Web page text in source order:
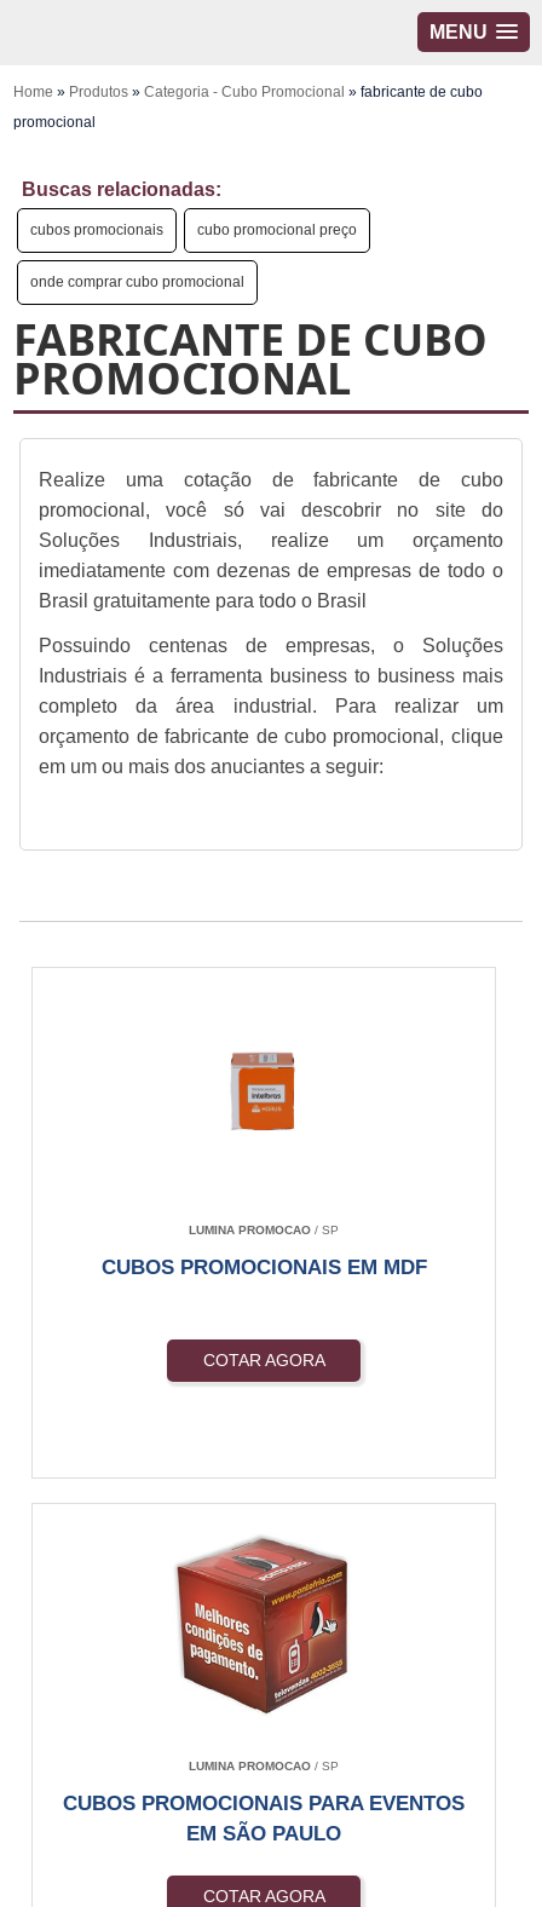
MENU
Home » Produtos »Categoria - Cubo Promocional »fabricante de cubo
promocional
Buscas relacionadas:
cubos promocionais cubo promocional preço
onde comprar cubo promocional
FABRICANTE DE CUBO
PROMOCIONAL
Realize uma cotação de fabricante de cubo
promocional, você só vai descobrir no site do
Soluções Industriais, realize um orçamento
imediatamente com dezenas de empresas de todo o
Brasil gratuitamente para todo o Brasil
Possuindo centenas de empresas, o Soluções
Industriais é a ferramenta business to business mais
completo da área industrial. Para realizar um
orçamento de fabricante de cubo promocional, clique
em um ou mais dos anuciantes a seguir:
LUMINA PROMOCAO / SP
CUBOS PROMOCIONAIS EM MDF
COTAR AGORA
LUMINA PROMOCAO / SP
CUBOS PROMOCIONAIS PARA EVENTOS
EM SÃO PAULO
COTAR AGORA